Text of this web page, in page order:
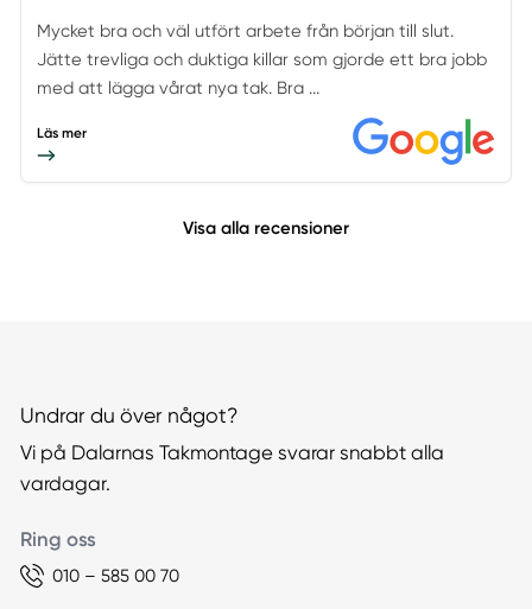
Mycket bra och väl utfört arbete från början till slut.
Jätte trevliga och duktiga killar som gjorde ett bra jobb
med att lägga vårat nya tak. Bra ...
Läs mer
Visa alla recensioner
Undrar du över något?
Vi på Dalarnas Takmontage svarar snabbt alla
vardagar.
Ring oss
010 – 585 00 70